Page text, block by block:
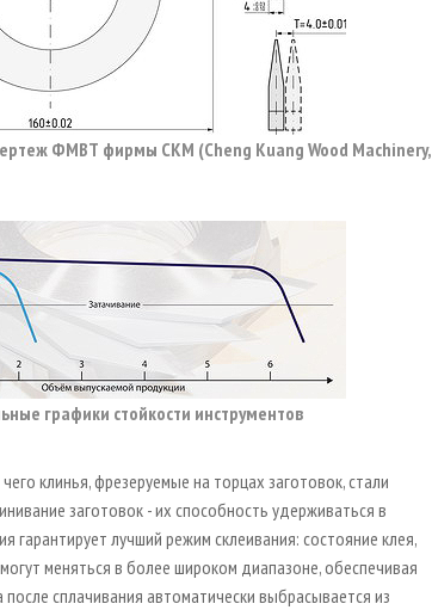
ФМВТ фирмы CKM (Cheng Kuang Wood Machinery,
графики стойкости инструментов
клинья, фрезеруемые на торцах заготовок, стали
заготовок - их способность удерживаться в
гарантирует лучший режим склеивания: состояние клея,
меняться в более широком диапазоне, обеспечивая
сплачивания автоматически выбрасывается из